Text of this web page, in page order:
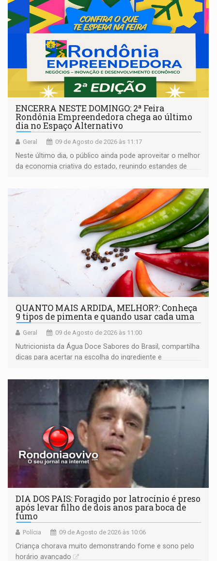
ENCERRA NESTE DOMINGO: 2ª Feira
Rondônia Empreendedora chega ao último
dia no Espaço Alternativo
Geral 09 de Agosto de 2026 às 11:17
Neste último dia, o público ainda pode aproveitar o melhor
da economia criativa do estado, reunindo estandes de
QUANTO MAIS ARDIDA, MELHOR?: Conheça
9 tipos de pimenta e quando usar cada uma
Geral 09 de Agosto de 2026 às 11:00
Nutricionista da Água Doce Sabores do Brasil, compartilha
dicas para acertar na escolha do ingrediente e
DIA DOS PAIS: Foragido por latrocínio é preso
após levar filho de dois anos para boca de
fumo
Polícia 09 de Agosto de 2026 às 10:06
Criança chorava muito demonstrando fome e sono pelo
horário avançado